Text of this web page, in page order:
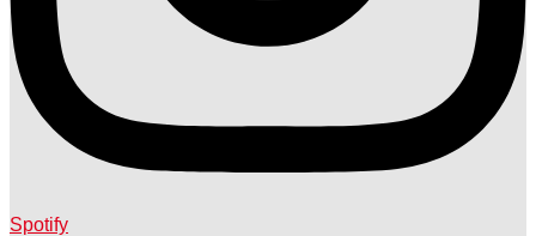
Spotify